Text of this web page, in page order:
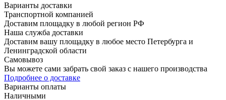
Варианты доставки
Транспортной компанией
Доставим площадку в любой регион РФ
Наша служба доставки
Доставим вашу площадку в любое место Петербурга и
Ленинградской области
Самовывоз
Вы можете сами забрать свой заказ с нашего производства
Подробнее о доставке
Варианты оплаты
Наличными